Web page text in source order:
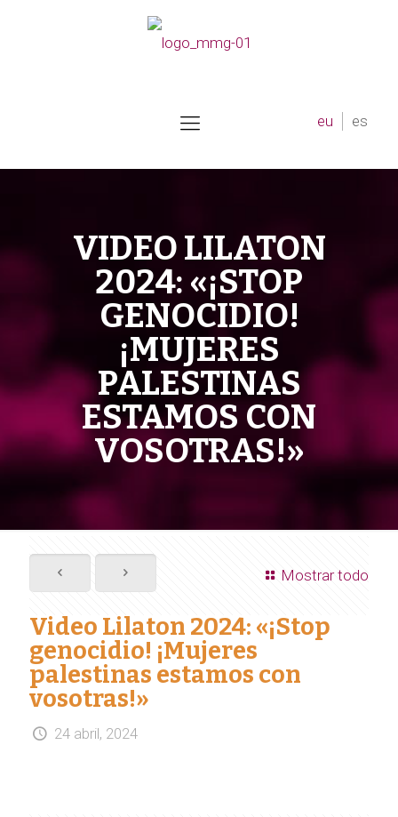
eu es
VIDEO LILATON
2024: «¡STOP
GENOCIDIO!
¡MUJERES
PALESTINAS
ESTAMOS CON
VOSOTRAS!»
Mostrar todo
Video Lilaton 2024: «¡Stop
genocidio! ¡Mujeres
palestinas estamos con
vosotras!»
24 abril, 2024